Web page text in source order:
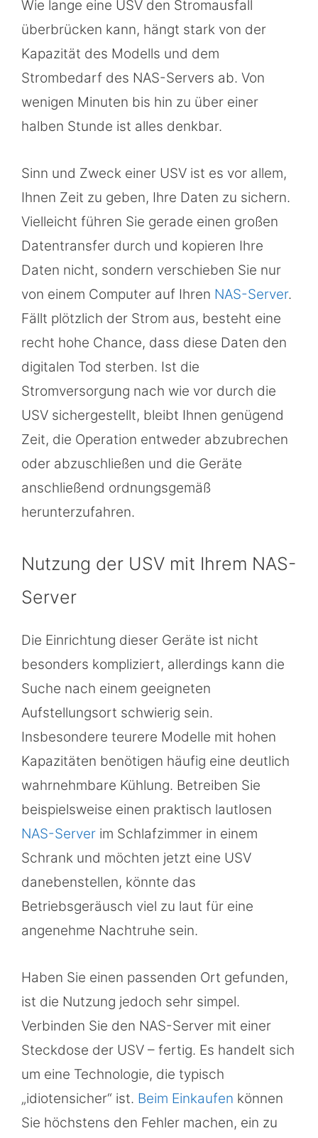
Wie lange eine USV den Stromausfall
überbrücken kann, hängt stark von der
Kapazität des Modells und dem
Strombedarf des NAS-Servers ab. Von
wenigen Minuten bis hin zu über einer
halben Stunde ist alles denkbar.
Sinn und Zweck einer USV ist es vor allem,
Ihnen Zeit zu geben, Ihre Daten zu sichern.
Vielleicht führen Sie gerade einen großen
Datentransfer durch und kopieren Ihre
Daten nicht, sondern verschieben Sie nur
von einem Computer auf Ihren NAS-Server.
Fällt plötzlich der Strom aus, besteht eine
recht hohe Chance, dass diese Daten den
digitalen Tod sterben. Ist die
Stromversorgung nach wie vor durch die
USV sichergestellt, bleibt Ihnen genügend
Zeit, die Operation entweder abzubrechen
oder abzuschließen und die Geräte
anschließend ordnungsgemäß
herunterzufahren.
Nutzung der USV mit Ihrem NAS-
Server
Die Einrichtung dieser Geräte ist nicht
besonders kompliziert, allerdings kann die
Suche nach einem geeigneten
Aufstellungsort schwierig sein.
Insbesondere teurere Modelle mit hohen
Kapazitäten benötigen häufig eine deutlich
wahrnehmbare Kühlung. Betreiben Sie
beispielsweise einen praktisch lautlosen
NAS-Server im Schlafzimmer in einem
Schrank und möchten jetzt eine USV
danebenstellen, könnte das
Betriebsgeräusch viel zu laut für eine
angenehme Nachtruhe sein.
Haben Sie einen passenden Ort gefunden,
ist die Nutzung jedoch sehr simpel.
Verbinden Sie den NAS-Server mit einer
Steckdose der USV – fertig. Es handelt sich
um eine Technologie, die typisch
„idiotensicher“ ist. Beim Einkaufen können
Sie höchstens den Fehler machen, ein zu